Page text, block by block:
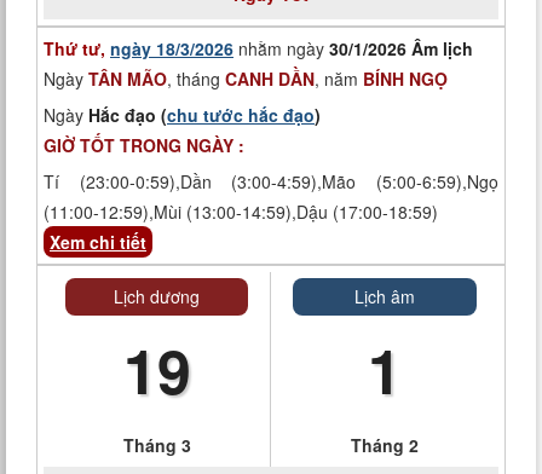
Thứ tư, ngày 18/3/2026 nhằm ngày 30/1/2026 Âm lịch
Ngày TÂN MÃO, tháng CANH DẦN, năm BÍNH NGỌ
Ngày Hắc đạo (chu tước hắc đạo)
GIỜ TỐT TRONG NGÀY :
Tí (23:00-0:59),Dần (3:00-4:59),Mão (5:00-6:59),Ngọ
(11:00-12:59),Mùi (13:00-14:59),Dậu (17:00-18:59)
Xem chi tiết
Lịch dương
19
Tháng 3
Lịch âm
1
Tháng 2